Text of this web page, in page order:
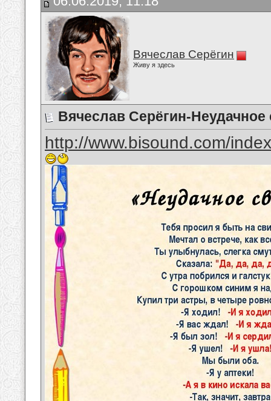
Вячеслав Серёгин
Живу я здесь
Вячеслав Серёгин-Неудачное
http://www.bisound.com/